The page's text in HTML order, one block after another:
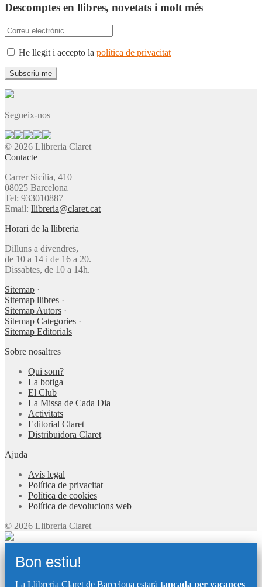
Descomptes en llibres, novetats i molt més
He llegit i accepto la política de privacitat
Segueix-nos
© 2026 Llibreria Claret
Contacte
Carrer Sicília, 410
08025 Barcelona
Tel: 933010887
Email: llibreria@claret.cat
Horari de la llibreria
Dilluns a divendres,
de 10 a 14 i de 16 a 20.
Dissabtes, de 10 a 14h.
Sitemap ·
Sitemap llibres ·
Sitemap Autors ·
Sitemap Categories ·
Sitemap Editorials
Sobre nosaltres
Qui som?
La botiga
El Club
La Missa de Cada Dia
Activitats
Editorial Claret
Distribuïdora Claret
Ajuda
Avís legal
Política de privacitat
Política de cookies
Política de devolucions web
© 2026 Llibreria Claret
Bon estiu!
La Llibreria Claret de Barcelona estarà tancada per vacances